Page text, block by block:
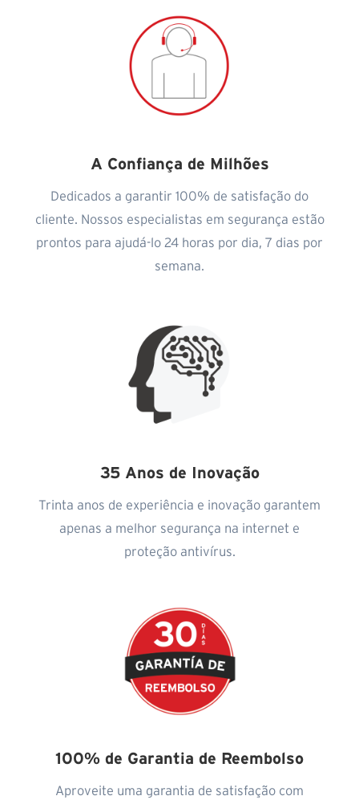
A Confiança de Milhões
Dedicados a garantir 100% de satisfação do
cliente. Nossos especialistas em segurança estão
prontos para ajudá-lo 24 horas por dia, 7 dias por
semana.
35 Anos de Inovação
Trinta anos de experiência e inovação garantem
apenas a melhor segurança na internet e
proteção antivírus.
100% de Garantia de Reembolso
Aproveite uma garantia de satisfação com